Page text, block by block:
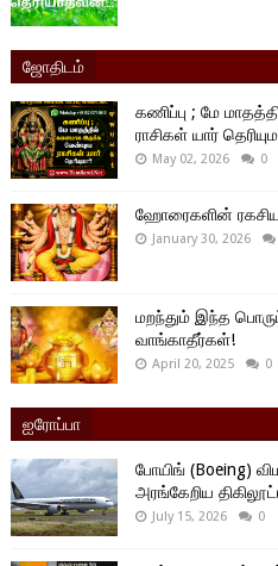
ஜோதிடம்
கணிப்பு ; மே
ராசிகள் யார்
May 02, 2026 0
ஹோரைகளின்
January 30, 2026
மறந்தும் இந்த
வாங்காதீர்கள்!
April 20, 2025 0
ஐரோப்பா
போயிங் (Boeing)
அரங்கேறிய
July 15, 2026 0